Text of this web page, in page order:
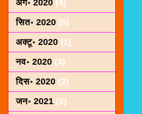
अग॰ 2020 (4)
सित॰ 2020 (6)
अक्टू॰ 2020 (1)
नव॰ 2020 (3)
दिस॰ 2020 (2)
जन॰ 2021 (2)